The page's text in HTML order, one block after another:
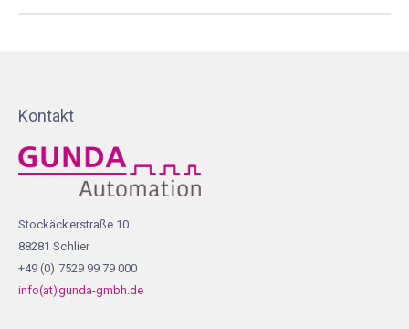
Kontakt
Stockäckerstraße 10
88281 Schlier
+49 (0) 7529 99 79 000
info(at)gunda-gmbh.de